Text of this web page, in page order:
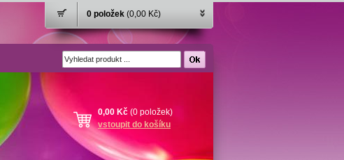
0 položek (0,00 Kč)
0,00 Kč (0 položek)
vstoupit do košíku